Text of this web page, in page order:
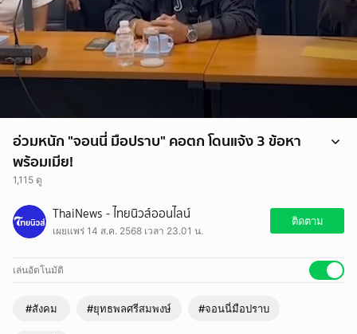
อ่วมหนัก "จอนนี่ มือปราบ" คอตก โดนแจ้ง 3 ข้อหา
พร้อมเมีย!
1,115 ดู
อ่วมหนัก "จอนนี่ มือปราบ" คอตก โดนแจ้ง 3 ข้อหาพร้อมเมีย!
ThaiNews - ไทยนิวส์ออนไลน์
เผยแพร่ 14 ส.ค. 2568 เวลา 23.01 น.
ติดตาม
เล่นอัตโนมัติ
#สังคม #ยุทธพลศรีสมพงษ์ #จอนนี่มือปราบ